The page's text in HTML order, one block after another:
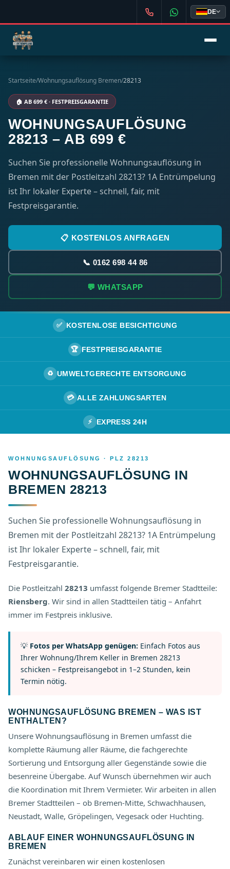
DE
Startseite/Wohnungsauflösung Bremen/28213
🏠 AB 699 € · FESTPREISGARANTIE
WOHNUNGSAUFLÖSUNG
28213 – AB 699 €
Suchen Sie professionelle Wohnungsauflösung in
Bremen mit der Postleitzahl 28213? 1A Entrümpelung
ist Ihr lokaler Experte – schnell, fair, mit
Festpreisgarantie.
📋 KOSTENLOS ANFRAGEN
📞 0162 698 44 86
💬 WHATSAPP
✅ KOSTENLOSE BESICHTIGUNG
🏆 FESTPREISGARANTIE
♻️ UMWELTGERECHTE ENTSORGUNG
💳 ALLE ZAHLUNGSARTEN
⚡ EXPRESS 24H
WOHNUNGSAUFLÖSUNG · PLZ 28213
WOHNUNGSAUFLÖSUNG IN
BREMEN 28213
Suchen Sie professionelle Wohnungsauflösung in
Bremen mit der Postleitzahl 28213? 1A Entrümpelung
ist Ihr lokaler Experte – schnell, fair, mit
Festpreisgarantie.
Die Postleitzahl 28213 umfasst folgende Bremer Stadtteile:
Riensberg. Wir sind in allen Stadtteilen tätig – Anfahrt
immer im Festpreis inklusive.
💡 Fotos per WhatsApp genügen: Einfach Fotos aus
Ihrer Wohnung/Ihrem Keller in Bremen 28213
schicken – Festpreisangebot in 1–2 Stunden, kein
Termin nötig.
WOHNUNGSAUFLÖSUNG BREMEN – WAS IST
ENTHALTEN?
Unsere Wohnungsauflösung in Bremen umfasst die
komplette Räumung aller Räume, die fachgerechte
Sortierung und Entsorgung aller Gegenstände sowie die
besenreine Übergabe. Auf Wunsch übernehmen wir auch
die Koordination mit Ihrem Vermieter. Wir arbeiten in allen
Bremer Stadtteilen – ob Bremen-Mitte, Schwachhausen,
Neustadt, Walle, Gröpelingen, Vegesack oder Huchting.
ABLAUF EINER WOHNUNGSAUFLÖSUNG IN
BREMEN
Zunächst vereinbaren wir einen kostenlosen